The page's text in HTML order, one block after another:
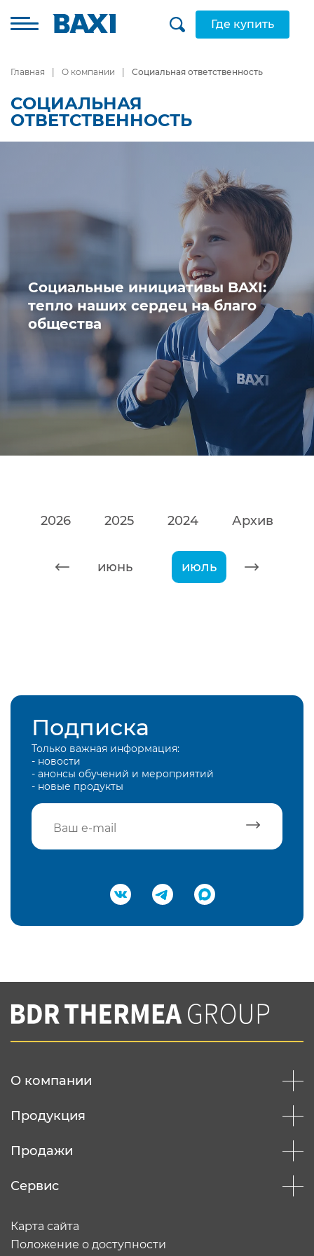
Где купить
Главная О компании Социальная ответственность
СОЦИАЛЬНАЯ
ОТВЕТСТВЕННОСТЬ
Социальные инициативы BAXI:
тепло наших сердец на благо
общества
2026 2025 2024 Архив
июнь июль
Подписка
Только важная информация:
- новости
- анонсы обучений и мероприятий
- новые продукты
Подтвердить e-mail
Вы соглашаетесь с нашей политикой
конфеденциальности
О компании
Продукция
Продажи
Сервис
Карта сайта
Положение о доступности